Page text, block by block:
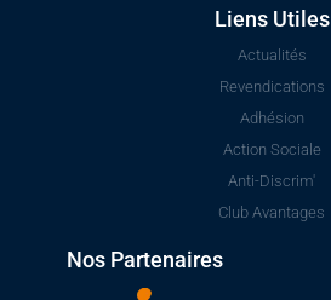
Liens Utiles
Actualités
Revendications
Adhésion
Action Sociale
Anti-Discrim'
Club Avantages
Nos Partenaires